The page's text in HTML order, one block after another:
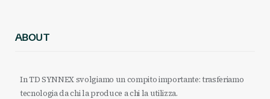
ABOUT
In TD SYNNEX svolgiamo un compito importante: trasferiamo
tecnologia da chi la produce a chi la utilizza.